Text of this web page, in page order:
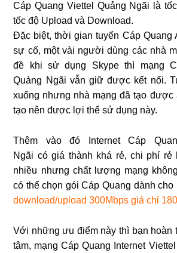
Cáp Quang Viettel Quảng Ngãi là
tốc độ Upload và Download.
Đặc biệt, thời gian tuyến Cáp Quang
sự cố, một vài người dùng các nhà
đề khi sử dụng Skype thì mạng
Quảng Ngãi vẫn giữ được kết nối.
xuống nhưng nhà mạng đã tạo
tạo nên được lợi thế sử dụng này.
Thêm vào đó Internet Cáp
Ngãi có giá thành khá rẻ, chi phí
nhiều nhưng chất lượng mạng
có thể chọn gói Cáp Quang dành
download/upload 300Mbps giá chỉ
Với những ưu điểm này thì bạn hoàn
tâm, mạng Cáp Quang Internet